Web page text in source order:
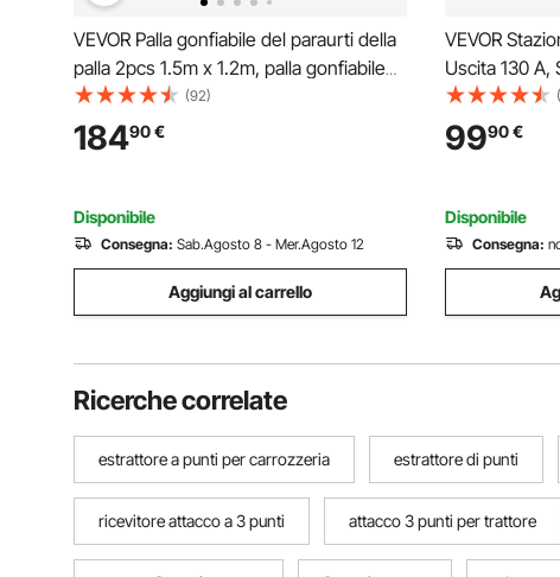
VEVOR Palla gonfiabile del paraurti della
palla 2pcs 1.5m x 1.2m, palla gonfiabile
del corpo del PVC di rimbalzo per le
attività all'aperto, palla gonfiabile del
paraurti dei punti rossi + blu
(92)
18490€
Disponibile
Consegna: Sab.Agosto 8 - Mer.Agosto 12
Aggiungi al carrello
VEVOR
Uscita 130 A,
Portatile
Saldatrice
con
9990€
Disponibile
Consegna:
Ricerche correlate
estrattore a punti per carrozzeria estrattore di punti
ricevitore attacco a 3 punti attacco 3 punti per trattore